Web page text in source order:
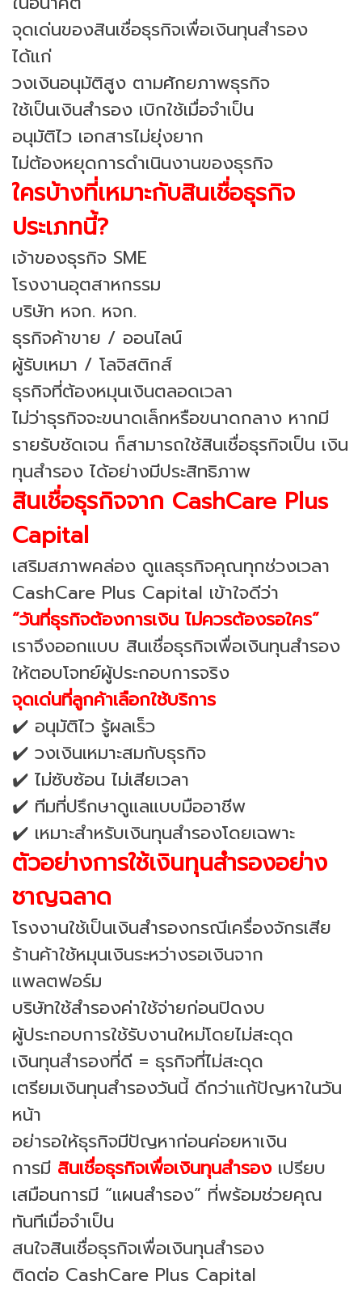
จุดเด่นของสินเชื่อธุรกิจเพื่อเงินทุนสำรอง
ได้แก่
วงเงินอนุมัติสูง ตามศักยภาพธุรกิจ
ใช้เป็นเงินสำรอง เบิกใช้เมื่อจำเป็น
อนุมัติไว เอกสารไม่ยุ่งยาก
ไม่ต้องหยุดการดำเนินงานของธุรกิจ
ใครบ้างที่เหมาะกับสินเชื่อธุรกิจ
ประเภทนี้?
เจ้าของธุรกิจ SME
โรงงานอุตสาหกรรม
บริษัท หจก. หจก.
ธุรกิจค้าขาย / ออนไลน์
ผู้รับเหมา / โลจิสติกส์
ธุรกิจที่ต้องหมุนเงินตลอดเวลา
ไม่ว่าธุรกิจจะขนาดเล็กหรือขนาดกลาง หากมี
รายรับชัดเจน ก็สามารถใช้สินเชื่อธุรกิจเป็น เงิน
ทุนสำรอง ได้อย่างมีประสิทธิภาพ
สินเชื่อธุรกิจจาก CashCare Plus
Capital
เสริมสภาพคล่อง ดูแลธุรกิจคุณทุกช่วงเวลา
CashCare Plus Capital เข้าใจดีว่า
“วันที่ธุรกิจต้องการเงิน ไม่ควรต้องรอใคร”
เราจึงออกแบบ สินเชื่อธุรกิจเพื่อเงินทุนสำรอง
ให้ตอบโจทย์ผู้ประกอบการจริง
จุดเด่นที่ลูกค้าเลือกใช้บริการ
✔️ อนุมัติไว รู้ผลเร็ว
✔️ วงเงินเหมาะสมกับธุรกิจ
✔️ ไม่ซับซ้อน ไม่เสียเวลา
✔️ ทีมที่ปรึกษาดูแลแบบมืออาชีพ
✔️ เหมาะสำหรับเงินทุนสำรองโดยเฉพาะ
ตัวอย่างการใช้เงินทุนสำรองอย่าง
ชาญฉลาด
โรงงานใช้เป็นเงินสำรองกรณีเครื่องจักรเสีย
ร้านค้าใช้หมุนเงินระหว่างรอเงินจาก
แพลตฟอร์ม
บริษัทใช้สำรองค่าใช้จ่ายก่อนปิดงบ
ผู้ประกอบการใช้รับงานใหม่โดยไม่สะดุด
เงินทุนสำรองที่ดี = ธุรกิจที่ไม่สะดุด
เตรียมเงินทุนสำรองวันนี้ ดีกว่าแก้ปัญหาในวัน
หน้า
อย่ารอให้ธุรกิจมีปัญหาก่อนค่อยหาเงิน
การมี สินเชื่อธุรกิจเพื่อเงินทุนสำรองเปรียบ
เสมือนการมี “แผนสำรอง” ที่พร้อมช่วยคุณ
ทันทีเมื่อจำเป็น
สนใจสินเชื่อธุรกิจเพื่อเงินทุนสำรอง
ติดต่อ CashCare Plus Capital